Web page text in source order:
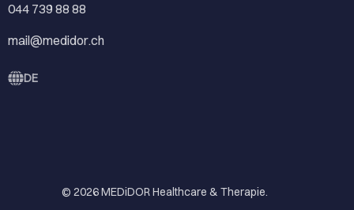
044 739 88 88
mail@medidor.ch
DE
© 2026MEDiDOR Healthcare & Therapie.